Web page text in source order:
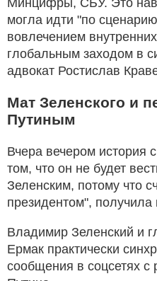
Минцифры, СБУ. Это
могла идти "по
вовлечением
глобальным заходом в
адвокат Ростислав
Мат Зеленского и
Путиным
Вчера вечером история
том, что он не будет
Зеленским, потому что
президентом",
Владимир Зеленский и
Ермак практически
сообщения в соцсетях с